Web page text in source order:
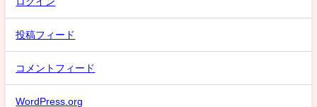
投稿フィード
コメントフィード
WordPress.org